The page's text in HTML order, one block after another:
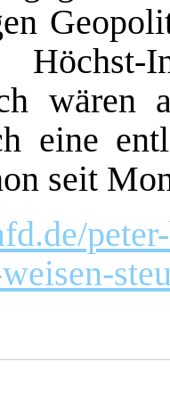
wären
eine
seit